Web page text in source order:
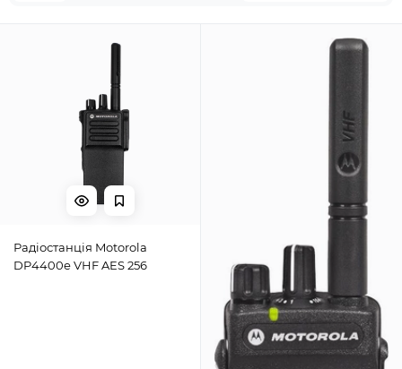
Радіостанція Motorola
DP4400e VHF AES 256